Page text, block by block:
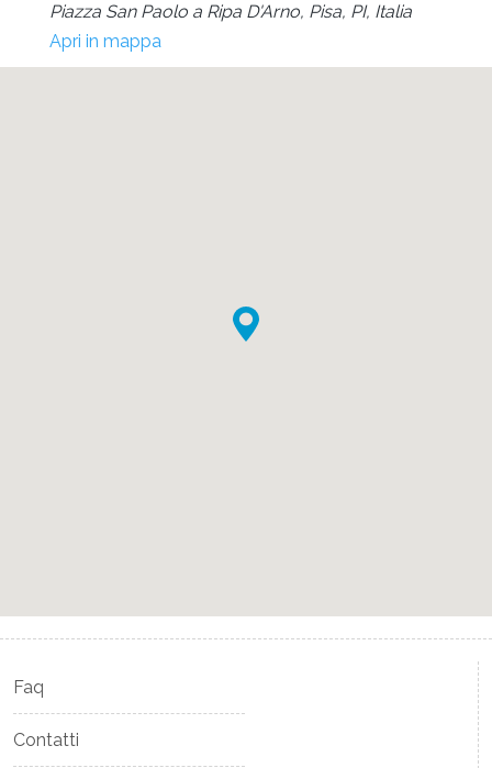
Piazza San Paolo a Ripa D'Arno, Pisa, PI, Italia
Apri in mappa
Faq
Contatti